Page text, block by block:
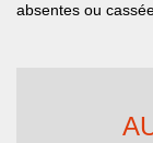
absentes ou